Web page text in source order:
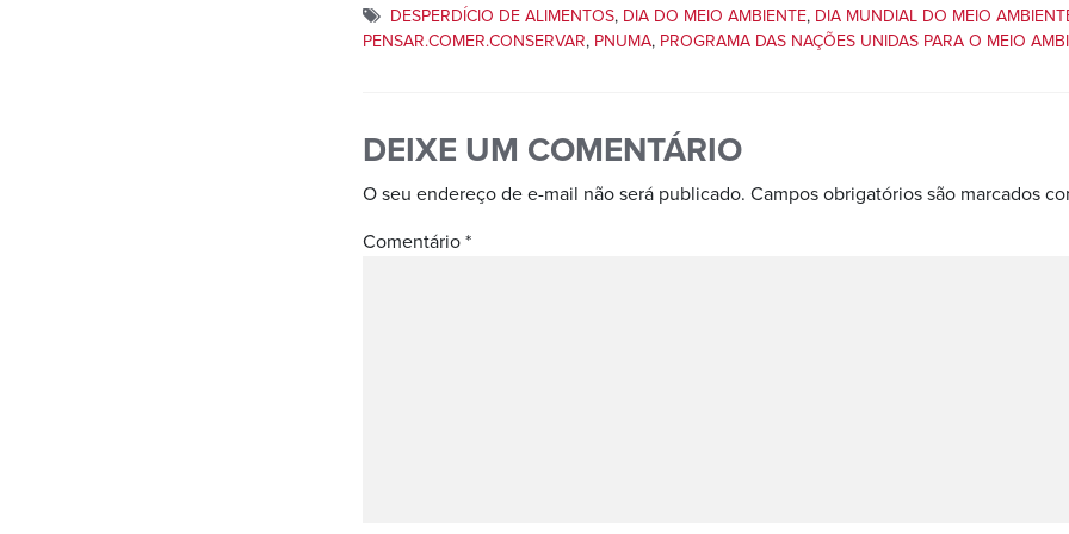
DESPERDÍCIO DE ALIMENTOS, DIA DO MEIO AMBIENTE, DIA MUNDIAL DO MEIO
PENSAR.COMER.CONSERVAR, PNUMA, PROGRAMA DAS NAÇÕES UNIDAS PARA O MEIO
DEIXE UM COMENTÁRIO
O seu endereço de e-mail não será publicado. Campos obrigatórios são marcados
Comentário *